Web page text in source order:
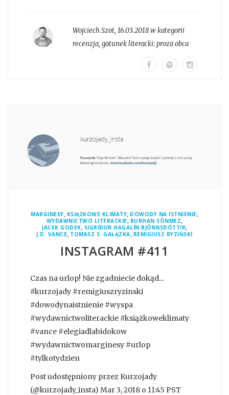
Wojciech Szot, 16.03.2018 w kategorii
recenzja, gatunek literacki:proza obca
MARGINESY, KSIĄŻKOWE KLIMATY, DOWODY NA ISTNIENIE,
WYDAWNICTWO LITERACKIE, BURHAN SÖNMEZ,
JACEK GODEK, SIGRÍÐUR HAGALÍN BJÖRNSDÓTTIR,
J.D. VANCE, TOMASZ S. GAŁĄZKA, REMIGIUSZ RYZIŃSKI
INSTAGRAM #411
Czas na urlop! Nie zgadniecie dokąd...
#kurzojady #remigiuszryzinski
#dowodynaistnienie #wyspa
#wydawnictwoliterackie #książkoweklimaty
#vance #elegiadlabidokow
#wydawnictwomarginesy #urlop
#tylkotydzien
Post udostępniony przez Kurzojady
(@kurzojady_insta) Mar 3, 2018 o 11:45 PST